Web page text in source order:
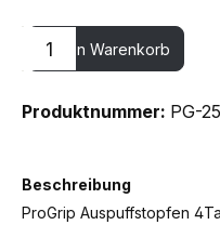
Produkt Anzahl: Gib den
In den Warenkorb
Produktnummer: PG-
Beschreibung
ProGrip Auspuffstopfen